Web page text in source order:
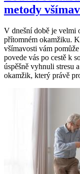
metody
V dnešní době je velmi
přítomném okamžiku.
všímavosti vám
povede vás po cestě k
úspěšně vyhnuli stresu
okamžik, který právě